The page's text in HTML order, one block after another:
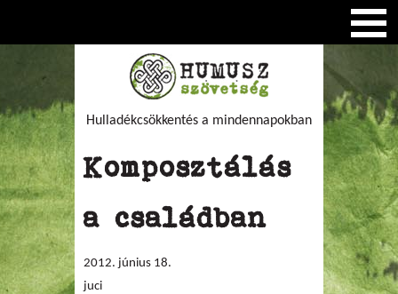
Hulladékcsökkentés a mindennapokban
Komposztálás
a családban
2012. június 18.
juci